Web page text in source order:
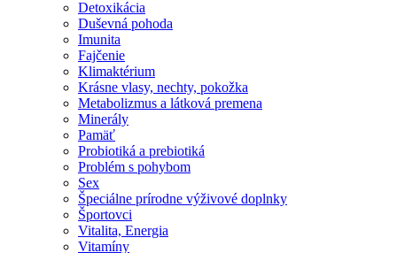
Detoxikácia
Duševná pohoda
Imunita
Fajčenie
Klimaktérium
Krásne vlasy, nechty, pokožka
Metabolizmus a látková premena
Minerály
Pamäť
Probiotiká a prebiotiká
Problém s pohybom
Sex
Špeciálne prírodne výživové doplnky
Športovci
Vitalita, Energia
Vitamíny